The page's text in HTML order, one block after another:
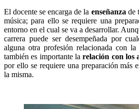
El docente se encarga de la enseñanza de
música; para ello se requiere una
entorno en el cual se va a desarrollar.
carrera puede ser desempeñada por
alguna otra profesión relacionada con
también es importante larelación con los
por ello se requiere una preparación más
la misma.